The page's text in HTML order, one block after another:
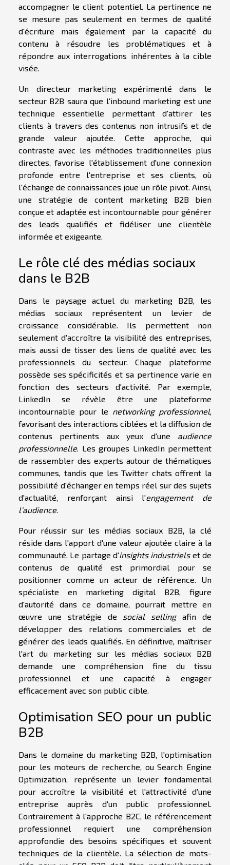
accompagner le client potentiel. La pertinence ne
se mesure pas seulement en termes de qualité
d'écriture mais également par la capacité du
contenu à résoudre les problématiques et à
répondre aux interrogations inhérentes à la cible
visée.
Un directeur marketing expérimenté dans le
secteur B2B saura que l'inbound marketing est une
technique essentielle permettant d'attirer les
clients à travers des contenus non intrusifs et de
grande valeur ajoutée. Cette approche, qui
contraste avec les méthodes traditionnelles plus
directes, favorise l'établissement d'une connexion
profonde entre l'entreprise et ses clients, où
l'échange de connaissances joue un rôle pivot. Ainsi,
une stratégie de content marketing B2B bien
conçue et adaptée est incontournable pour générer
des leads qualifiés et fidéliser une clientèle
informée et exigeante.
Le rôle clé des médias sociaux
dans le B2B
Dans le paysage actuel du marketing B2B, les
médias sociaux représentent un levier de
croissance considérable. Ils permettent non
seulement d'accroître la visibilité des entreprises,
mais aussi de tisser des liens de qualité avec les
professionnels du secteur. Chaque plateforme
possède ses spécificités et sa pertinence varie en
fonction des secteurs d'activité. Par exemple,
LinkedIn se révèle être une plateforme
incontournable pour le networking professionnel,
favorisant des interactions ciblées et la diffusion de
contenus pertinents aux yeux d'une audience
professionnelle. Les groupes LinkedIn permettent
de rassembler des experts autour de thématiques
communes, tandis que les Twitter chats offrent la
possibilité d'échanger en temps réel sur des sujets
d'actualité, renforçant ainsi l'engagement de
l'audience.
Pour réussir sur les médias sociaux B2B, la clé
réside dans l'apport d'une valeur ajoutée claire à la
communauté. Le partage d'insights industrielset de
contenus de qualité est primordial pour se
positionner comme un acteur de référence. Un
spécialiste en marketing digital B2B, figure
d'autorité dans ce domaine, pourrait mettre en
œuvre une stratégie de social sellingafin de
développer des relations commerciales et de
générer des leads qualifiés. En définitive, maîtriser
l'art du marketing sur les médias sociaux B2B
demande une compréhension fine du tissu
professionnel et une capacité à engager
efficacement avec son public cible.
Optimisation SEO pour un public
B2B
Dans le domaine du marketing B2B, l'optimisation
pour les moteurs de recherche, ou Search Engine
Optimization, représente un levier fondamental
pour accroître la visibilité et l'attractivité d'une
entreprise auprès d'un public professionnel.
Contrairement à l'approche B2C, le référencement
professionnel requiert une compréhension
approfondie des besoins spécifiques et souvent
techniques de la clientèle. La sélection de mots-